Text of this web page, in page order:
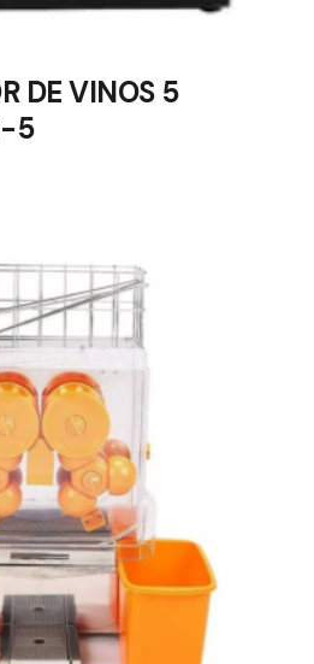
DE VINOS 5
5